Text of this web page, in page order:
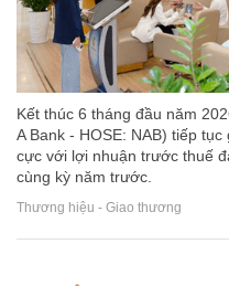
Kết thúc 6 tháng đầu năm
A Bank - HOSE: NAB) tiếp
cực với lợi nhuận trước thuế
cùng kỳ năm trước.
Thương hiệu - Giao thương